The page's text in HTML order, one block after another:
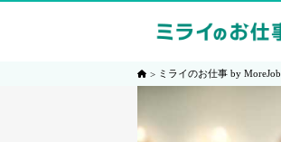
ミライのお仕事 by MoreJob